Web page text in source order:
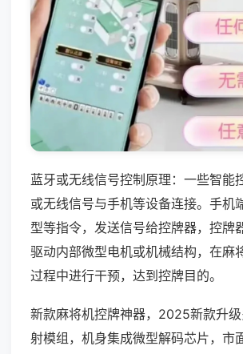
蓝牙或无线信号控制原理：一些智能
或无线信号与手机等设备连接。手机
型等指令，发送信号给控牌器，控牌
驱动内部微型电机或机械结构，在麻
过程中进行干预，达到控牌目的。
新款麻将机控牌神器，2025新款升
射模组，机身集成微型解码芯片，市